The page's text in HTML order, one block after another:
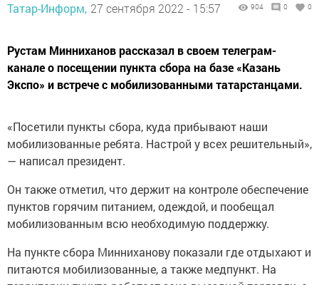
Татар-Информ, 27 сентября 2022 - 15:57 904 0 0
Рустам Минниханов рассказал в своем телеграм-
канале о посещении пункта сбора на базе «Казань
Экспо» и встрече с мобилизованными татарстанцами.
«Посетили пункты сбора, куда прибывают наши
мобилизованные ребята. Настрой у всех решительный»,
— написал президент.
Он также отметил, что держит на контроле обеспечение
пунктов горячим питанием, одеждой, и пообещал
мобилизованным всю необходимую поддержку.
На пункте сбора Минниханову показали где отдыхают и
питаются мобилизованные, а также медпункт. На